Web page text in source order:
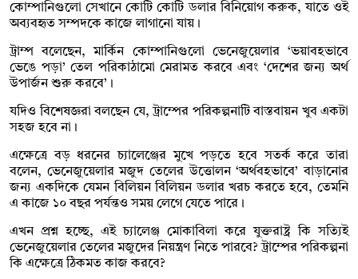
কোম্পানিগুলো সেখানে কোটি কোটি ডলার বিনিয়োগ করুক, যাতে ওই
অব্যবহৃত সম্পদকে কাজে লাগানো যায়।
ট্রাম্প বলেছেন, মার্কিন কোম্পানিগুলো ভেনেজুয়েলার ‘ভয়াবহভাবে
ভেঙে পড়া’ তেল পরিকাঠামো মেরামত করবে এবং ‘দেশের জন্য অর্থ
উপার্জন শুরু করবে’।
যদিও বিশেষজ্ঞরা বলছেন যে, ট্রাম্পের পরিকল্পনাটি বাস্তবায়ন খুব একটা
সহজ হবে না।
এক্ষেত্রে বড় ধরনের চ্যালেঞ্জের মুখে পড়তে হবে সতর্ক করে তারা
বলেন, ভেনেজুয়েলার মজুদ তেলের উত্তোলন ‘অর্থবহভাবে’ বাড়ানোর
জন্য একদিকে যেমন বিলিয়ন বিলিয়ন ডলার খরচ করতে হবে, তেমনি
এ কাজে ১০ বছর পর্যন্তও সময় লেগে যেতে পারে।
এখন প্রশ্ন হচ্ছে, এই চ্যালেঞ্জ মোকাবিলা করে যুক্তরাষ্ট্র কি সত্যিই
ভেনেজুয়েলার তেলের মজুদের নিয়ন্ত্রণ নিতে পারবে? ট্রাম্পের পরিকল্পনা
কি এক্ষেত্রে ঠিকমত কাজ করবে?